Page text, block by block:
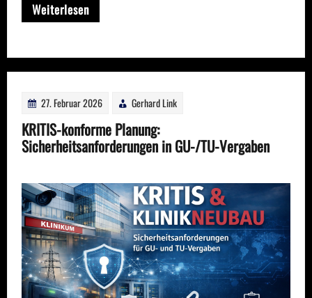
Weiterlesen
27. Februar 2026 Gerhard Link
KRITIS-konforme Planung:
Sicherheitsanforderungen in GU-/TU-Vergaben